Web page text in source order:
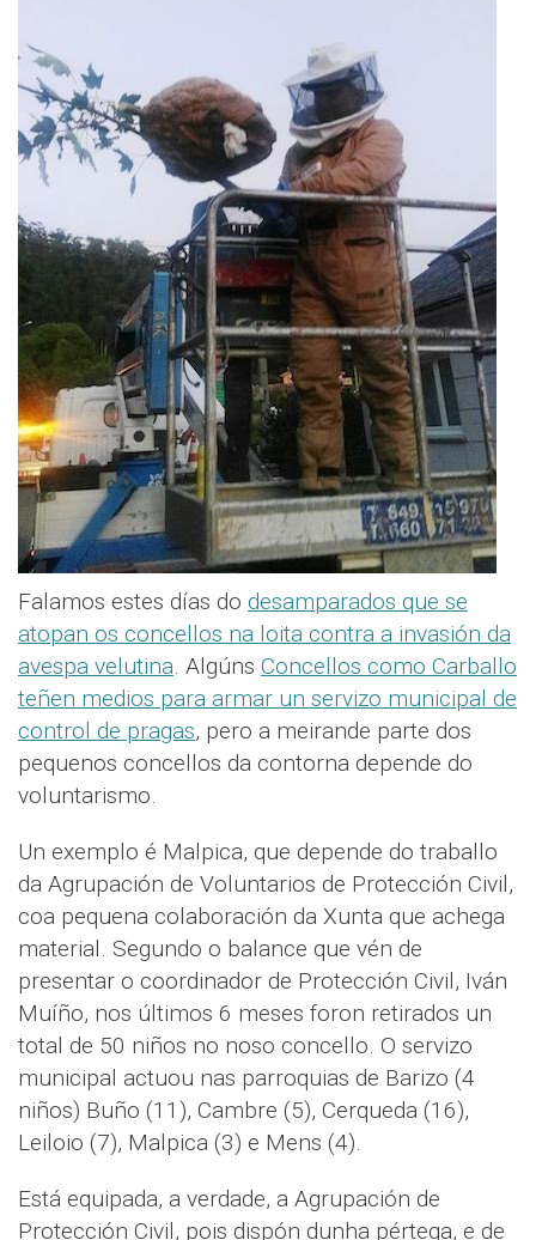
Falamos estes días do desamparados que se
atopan os concellos na loita contra a invasión da
avespa velutina . Algúns Concellos como Carballo
teñen medios para armar un servizo municipal de
control de pragas, pero a meirande parte dos
pequenos concellos da contorna depende do
voluntarismo.
Un exemplo é Malpica, que depende do traballo
da Agrupación de Voluntarios de Protección Civil,
coa pequena colaboración da Xunta que achega
material. Segundo o balance que vén de
presentar o coordinador de Protección Civil, Iván
Muíño, nos últimos 6 meses foron retirados un
total de 50 niños no noso concello. O servizo
municipal actuou nas parroquias de Barizo (4
niños) Buño (11), Cambre (5), Cerqueda (16),
Leiloio (7), Malpica (3) e Mens (4).
Está equipada, a verdade, a Agrupación de
Protección Civil, pois dispón dunha pértega, e de